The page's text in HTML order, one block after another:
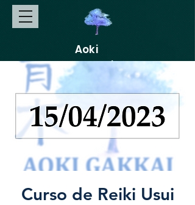
Aoki
Gakkai
Curso de Reiki Usui